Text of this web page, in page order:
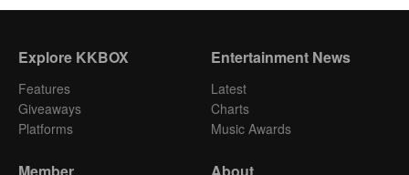
Explore KKBOX
Features
Giveaways
Platforms
Entertainment News
Latest
Charts
Music Awards